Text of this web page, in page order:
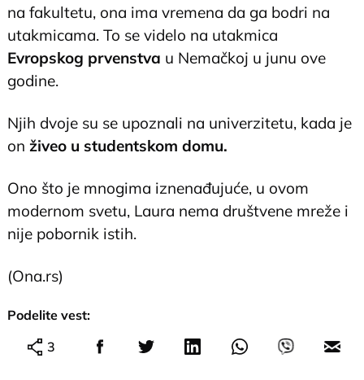
na fakultetu, ona ima vremena da ga bodri na
utakmicama. To se videlo na utakmica
Evropskog prvenstva u Nemačkoj u junu ove
godine.
Njih dvoje su se upoznali na univerzitetu, kada je
on živeo u studentskom domu.
Ono što je mnogima iznenađujuće, u ovom
modernom svetu, Laura nema društvene mreže i
nije pobornik istih.
(Ona.rs)
Podelite vest:
3